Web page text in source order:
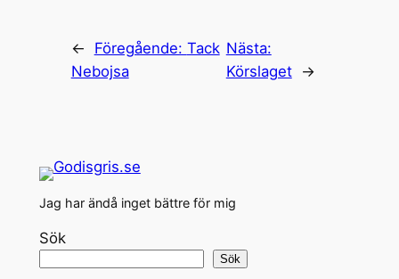
← Föregående: Tack
Nebojsa
Nästa:
Körslaget
→
Jag har ändå inget bättre för mig
Sök
Sök